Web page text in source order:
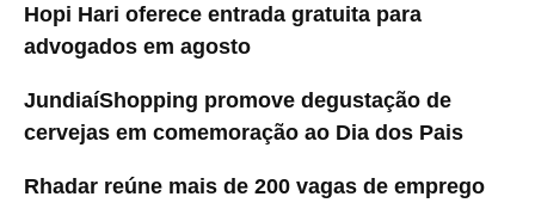
Hopi Hari oferece entrada gratuita para
advogados em agosto
JundiaíShopping promove degustação de
cervejas em comemoração ao Dia dos Pais
Rhadar reúne mais de 200 vagas de emprego